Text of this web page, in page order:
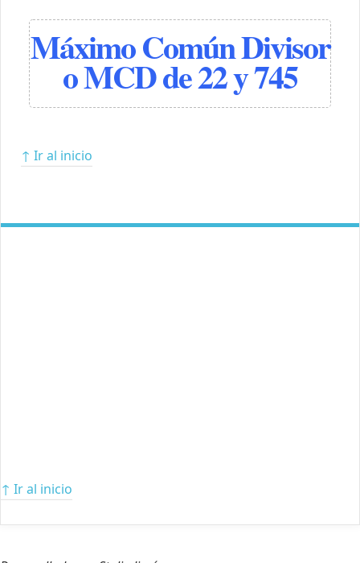
Máximo Común Divisor
o MCD de 22 y 745
↑ Ir al inicio
↑ Ir al inicio